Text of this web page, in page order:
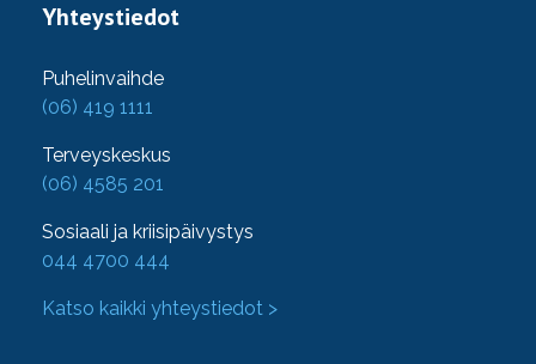
Yhteystiedot
Puhelinvaihde
(06) 419 1111
Terveyskeskus
(06) 4585 201
Sosiaali ja kriisipäivystys
044 4700 444
Katso kaikki yhteystiedot >